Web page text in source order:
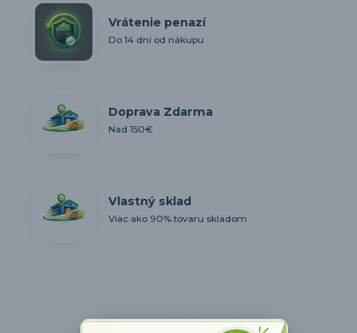
Vrátenie penazí
Do 14 dní od nákupu
Doprava Zdarma
Nad 150€
Vlastný sklad
Viac ako 90% tovaru skladom